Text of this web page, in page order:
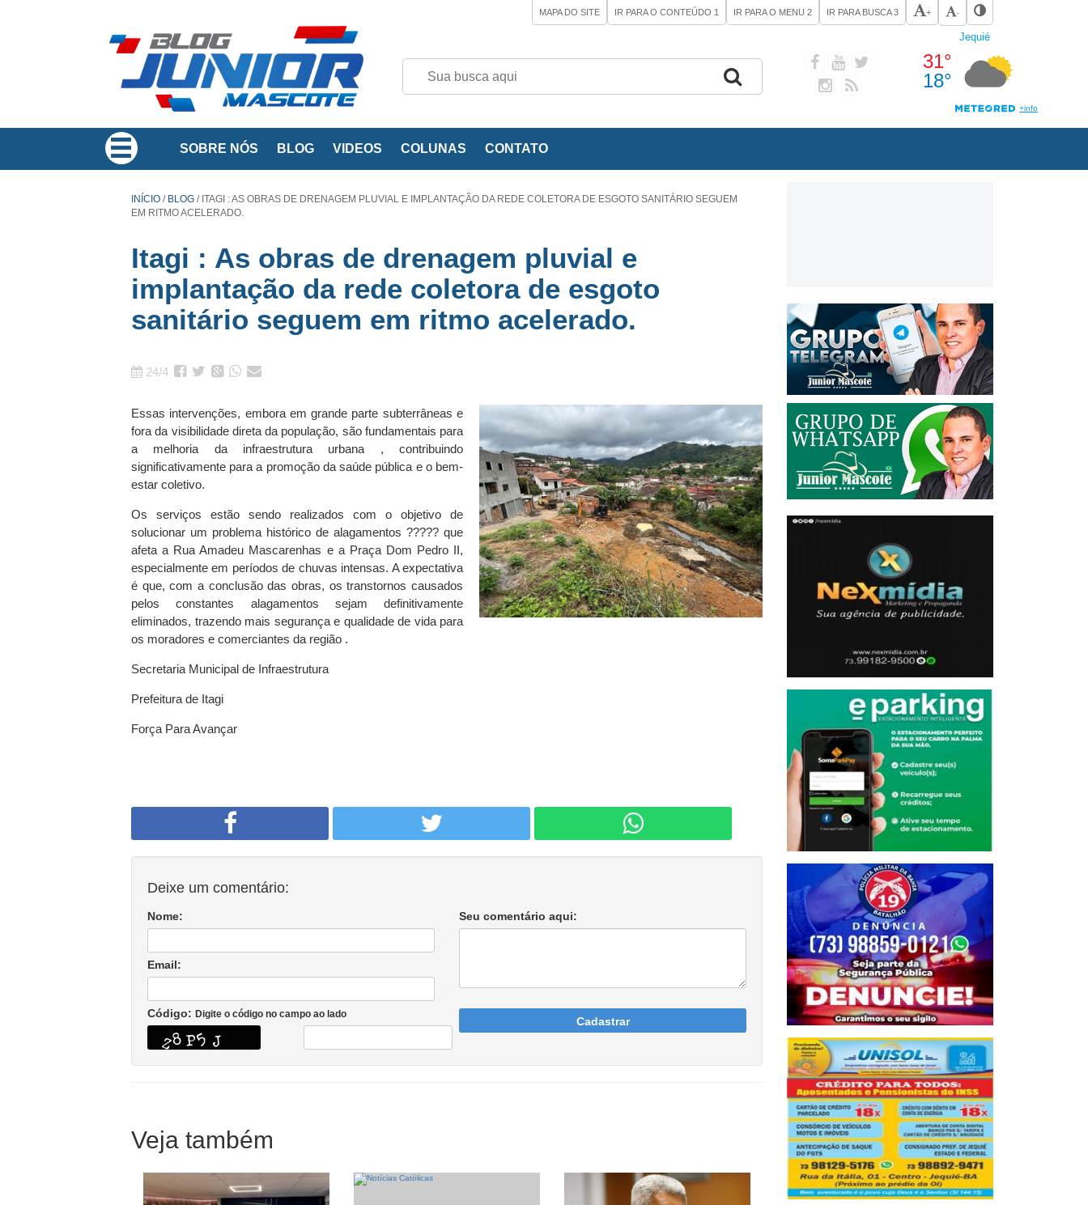
MAPA DO SITE IR PARA O CONTEÚDO 1 IR PARA O MENU 2 IR PARA BUSCA3 + -
SOBRE NÓS BLOG VIDEOS COLUNAS CONTATO
INÍCIO / BLOG /ITAGI : AS OBRAS DE DRENAGEM PLUVIAL E IMPLANTAÇÃO DA REDE COLETORA DE ESGOTO SANITÁRIO SEGUEM
EM RITMO ACELERADO.
Itagi : As obras de drenagem pluvial e
implantação da rede coletora de esgoto
sanitário seguem em ritmo acelerado.
24/4
Essas intervenções, embora em grande parte subterrâneas e
fora da visibilidade direta da população, são fundamentais para
a melhoria da infraestrutura urbana , contribuindo
significativamente para a promoção da saúde pública e o bem-
estar coletivo.
Os serviços estão sendo realizados com o objetivo de
solucionar um problema histórico de alagamentos ????? que
afeta a Rua Amadeu Mascarenhas e a Praça Dom Pedro II,
especialmente em períodos de chuvas intensas. A expectativa
é que, com a conclusão das obras, os transtornos causados
pelos constantes alagamentos sejam definitivamente
eliminados, trazendo mais segurança e qualidade de vida para
os moradores e comerciantes da região .
Secretaria Municipal de Infraestrutura
Prefeitura de Itagi
Força Para Avançar
Deixe um comentário:
Nome:
Email:
Código: Digite o código no campo ao lado
Seu comentário aqui:
Cadastrar
Veja também